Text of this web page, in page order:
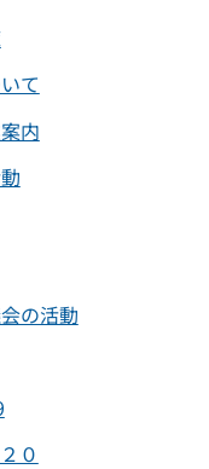
て
内
の活動
０